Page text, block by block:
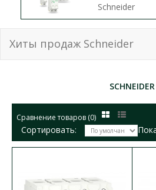
Schneider
Хиты продаж Schneider
SCHNEIDER
Сравнение товаров (0)
Сортировать: